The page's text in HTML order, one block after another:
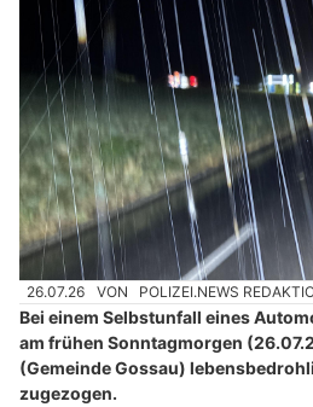
26.07.26 VON POLIZEI.NEWS
Bei einem Selbstunfall eines
am frühen Sonntagmorgen
(Gemeinde Gossau)
zugezogen.